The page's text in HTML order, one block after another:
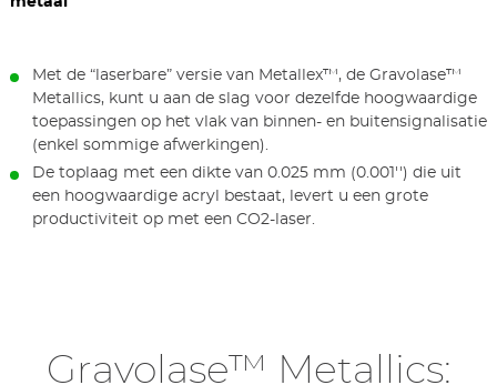
Met de “laserbare” versie van Metallex™, de Gravolase™
Metallics, kunt u aan de slag voor dezelfde hoogwaardige
toepassingen op het vlak van binnen- en buitensignalisatie
(enkel sommige afwerkingen).
De toplaag met een dikte van 0.025 mm (0.001'') die uit
een hoogwaardige acryl bestaat, levert u een grote
productiviteit op met een CO2-laser.
Gravolase™ Metallics: